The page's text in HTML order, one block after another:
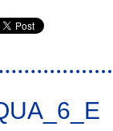
al cambio